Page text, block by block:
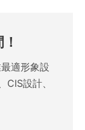
適形象設
設計、